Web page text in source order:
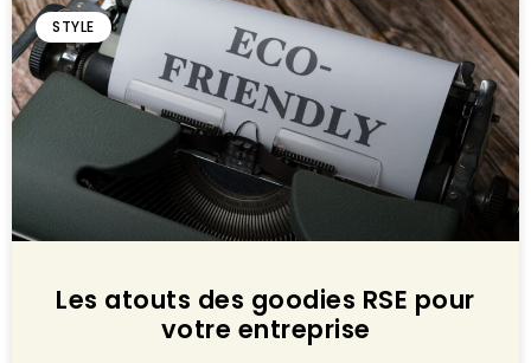
STYLE
Les atouts des goodies RSE pour
votre entreprise